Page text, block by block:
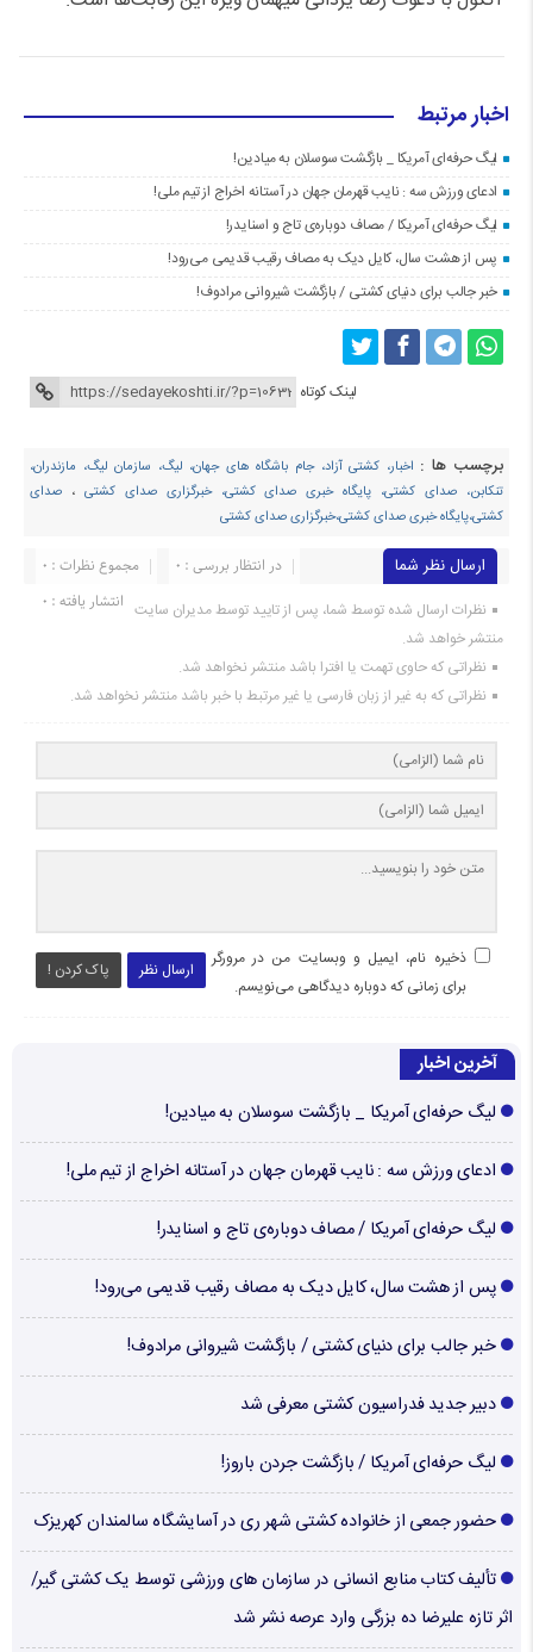
اخبار مرتبط
لیگ حرفه‌ای آمریکا _ بازگشت سوسلان به میادین!
ادعای ورزش سه : نایب قهرمان جهان در آستانه اخراج از تیم ملی!
لیگ حرفه‌ای آمریکا / مصاف دوباره‌ی تاج و اسنایدر!
پس از هشت سال، کایل دیک به مصاف رقیب قدیمی می‌رود!
خبر جالب برای دنیای کشتی / بازگشت شیروانی مرادوف!
لینک کوتاه
برچسب ها : اخبار، کشتی آزاد، جام باشگاه های جهان، لیگ، سازمان لیگ، مازندران،
تنکابن، صدای کشتی، پایگاه خبری صدای کشتی، خبرگزاری صدای کشتی ، صدای
کشتی،پایگاه خبری صدای کشتی،خبرگزاری صدای کشتی
ارسال نظر شما مجموع نظرات : 0
در انتظار بررسی : 0
انتشار یافته : ۰ نظرات ارسال شده توسط شما، پس از تایید توسط مدیران سایت
منتشر خواهد شد.
نظراتی که حاوی تهمت یا افترا باشد منتشر نخواهد شد.
نظراتی که به غیر از زبان فارسی یا غیر مرتبط با خبر باشد منتشر نخواهد شد.
ارسال نظر پاک کردن !
ذخیره نام، ایمیل و وبسایت من در مرورگر
برای زمانی که دوباره دیدگاهی می‌نویسم.
آخرین اخبار
لیگ حرفه‌ای آمریکا _ بازگشت سوسلان به میادین!
ادعای ورزش سه : نایب قهرمان جهان در آستانه اخراج از تیم ملی!
لیگ حرفه‌ای آمریکا / مصاف دوباره‌ی تاج و اسنایدر!
پس از هشت سال، کایل دیک به مصاف رقیب قدیمی می‌رود!
خبر جالب برای دنیای کشتی / بازگشت شیروانی مرادوف!
دبیر جدید فدراسیون کشتی معرفی شد
لیگ حرفه‌ای آمریکا / بازگشت جردن باروز!
حضور جمعی از خانواده کشتی شهر ری در آسایشگاه سالمندان کهریزک
تألیف کتاب منابع انسانی در سازمان های ورزشی توسط یک کشتی گیر/
اثر تازه علیرضا ده بزرگی وارد عرصه نشر شد